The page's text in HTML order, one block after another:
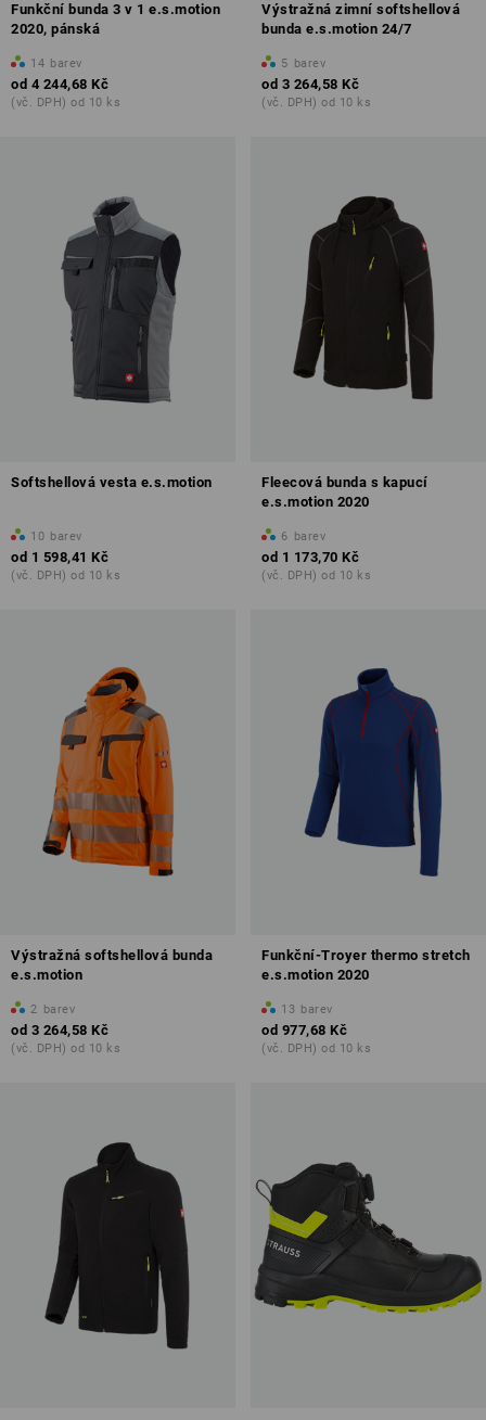
Funkční bunda 3 v 1 e.s.motion
2020, pánská
14 barev
od 4 244,68 Kč
(vč. DPH) od 10 ks
Výstražná zimní softshellová
bunda e.s.motion 24/7
5 barev
od 3 264,58 Kč
(vč. DPH) od 10 ks
Softshellová vesta e.s.motion
10 barev
od 1 598,41 Kč
(vč. DPH) od 10 ks
Fleecová bunda s kapucí
e.s.motion 2020
6 barev
od 1 173,70 Kč
(vč. DPH) od 10 ks
Výstražná softshellová bunda
e.s.motion
2 barev
od 3 264,58 Kč
(vč. DPH) od 10 ks
Funkční-Troyer thermo stretch
e.s.motion 2020
13 barev
od 977,68 Kč
(vč. DPH) od 10 ks